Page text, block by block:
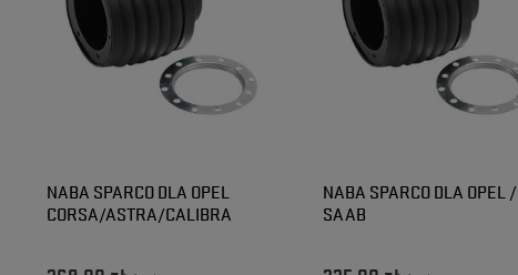
NABA SPARCO DLA OPEL
CORSA/ASTRA/CALIBRA
NABA SPARCO DLA OPEL /
SAAB